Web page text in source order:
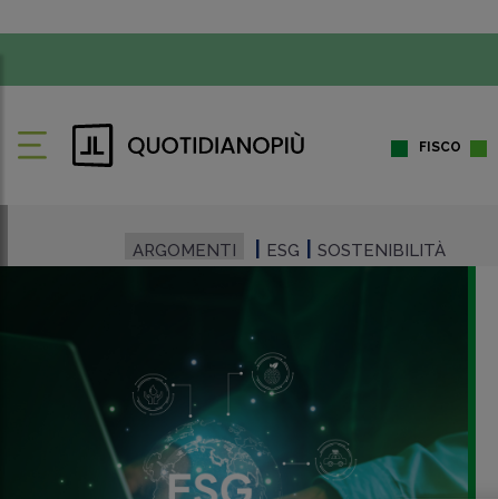
FISCO
ARGOMENTI ESG SOSTENIBILITÀ